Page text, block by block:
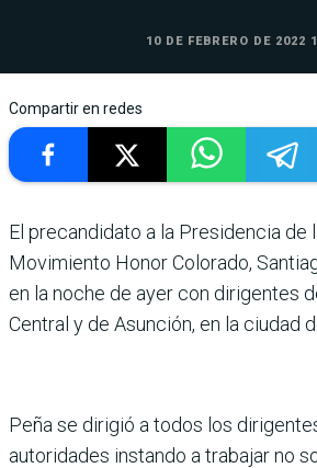
10 DE FEBRERO DE 2022
Compartir en redes
El precandidato a la Presidencia de
Movimiento Honor Colorado,
en la noche de ayer con dirigentes
Central y de Asunción, en la ciudad
Peña se dirigió a todos los
autoridades instando a trabajar no